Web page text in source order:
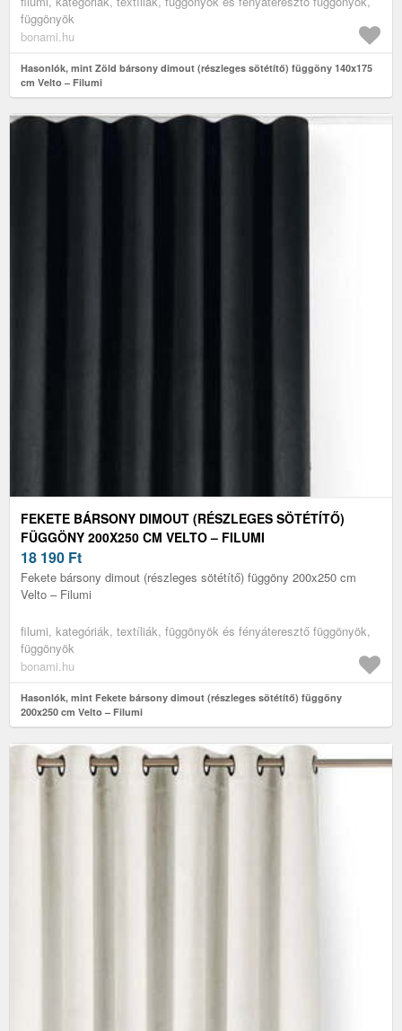
függönyök
bonami.hu
Hasonlók, mint Zöld bársony dimout (részleges sötétítő) függöny 140x175
cm Velto – Filumi
FEKETE BÁRSONY DIMOUT (RÉSZLEGES SÖTÉTÍTŐ)
FÜGGÖNY 200X250 CM VELTO – FILUMI
18 190 Ft
Fekete bársony dimout (részleges sötétítő) függöny 200x250 cm
Velto – Filumi
filumi, kategóriák, textíliák, függönyök és fényáteresztő függönyök,
függönyök
bonami.hu
Hasonlók, mint Fekete bársony dimout (részleges sötétítő) függöny
200x250 cm Velto – Filumi